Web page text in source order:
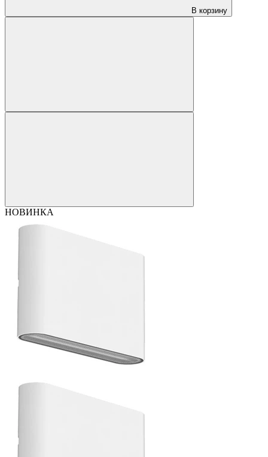
В корзину
НОВИНКА